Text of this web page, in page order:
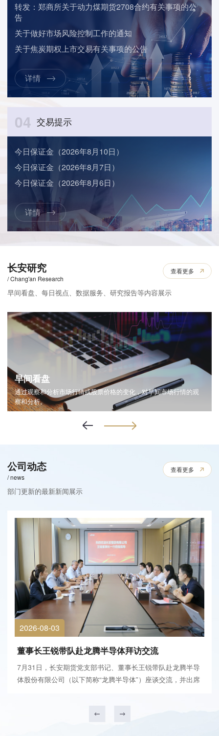
转发：郑商所关于动力煤期货2708合约有关事项的公
告
关于做好市场风险控制工作的通知
关于焦炭期权上市交易有关事项的公告
详情
04 交易提示
今日保证金（2026年8月10日）
今日保证金（2026年8月7日）
今日保证金（2026年8月6日）
详情
长安研究
/ Chang'an Research
早间看盘、每日视点、数据服务、研究报告等内容展示
查看更多
早间看盘
通过观察和分析市场行情或股票价格的变化，对早间市场行情的观
察和分析。
公司动态
/ news
部门更新的最新新闻展示
查看更多
2026-08-03
董事长王锐带队赴龙腾半导体拜访交流
7月31日，长安期货党支部书记、董事长王锐带队赴龙腾半导
体股份有限公司（以下简称“龙腾半导体”）座谈交流，并出席
关负责人参加会议。会前，徐西昌陪同王锐一...